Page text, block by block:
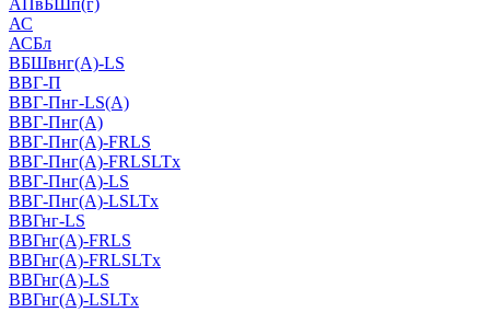
АС
АСБл
ВБШвнг(А)-LS
ВВГ-П
ВВГ-Пнг-LS(А)
ВВГ-Пнг(А)
ВВГ-Пнг(А)-FRLS
ВВГ-Пнг(А)-FRLSLTx
ВВГ-Пнг(А)-LS
ВВГ-Пнг(А)-LSLTx
ВВГнг-LS
ВВГнг(А)-FRLS
ВВГнг(А)-FRLSLTx
ВВГнг(А)-LS
ВВГнг(А)-LSLTx